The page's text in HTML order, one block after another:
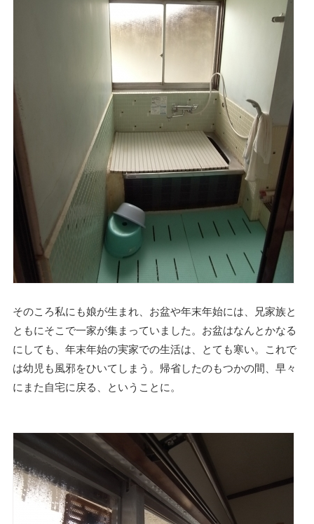
そのころ私にも娘が生まれ、お盆や年末年始には、兄家族と
ともにそこで一家が集まっていました。お盆はなんとかなる
にしても、年末年始の実家での生活は、とても寒い。これで
は幼児も風邪をひいてしまう。帰省したのもつかの間、早々
にまた自宅に戻る、ということに。